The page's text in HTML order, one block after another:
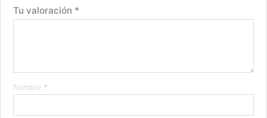
Tu valoración *
Nombre *